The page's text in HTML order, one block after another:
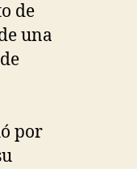
de
una
por